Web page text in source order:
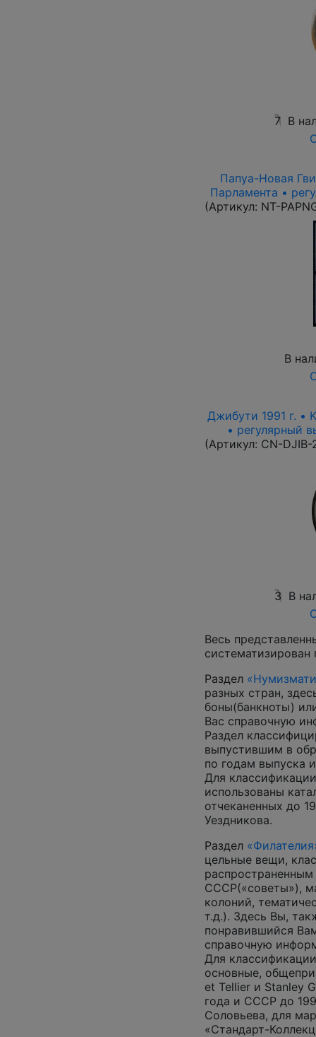
7 В
Папуа-Новая
Парламента •
(Артикул: NT-
В
Джибути 1991 г. •
• регулярный
(Артикул: CN-DJIB-
3 В
Весь
систематизирован
Раздел
разных стран,
боны(банкноты)
Вас справочную
Раздел
выпустившим в
по годам выпуска
Для
использованы
отчеканенных до
Уездникова.
Раздел
цельные вещи,
СССР(«советы»),
колоний,
т.д.). Здесь Вы,
понравившийся
справочную
Для
основные,
et Tellier и Stanley
года и СССР до
Соловьева, для
«Стандарт-